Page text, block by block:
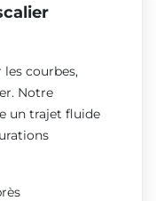
courbes,
Notre
un trajet fluide